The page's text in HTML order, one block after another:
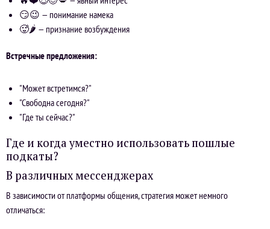
😏😉 — понимание намека
🥵🌶️ — признание возбуждения
Встречные предложения:
"Может встретимся?"
"Свободна сегодня?"
"Где ты сейчас?"
Где и когда уместно использовать пошлые
подкаты?
В различных мессенджерах
В зависимости от платформы общения, стратегия может немного
отличаться: